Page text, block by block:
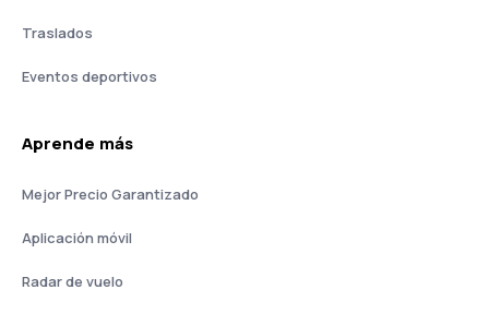
Traslados
Eventos deportivos
Aprende más
Mejor Precio Garantizado
Aplicación móvil
Radar de vuelo